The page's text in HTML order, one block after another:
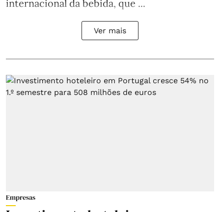
internacional da bebida, que ...
Ver mais
Empresas